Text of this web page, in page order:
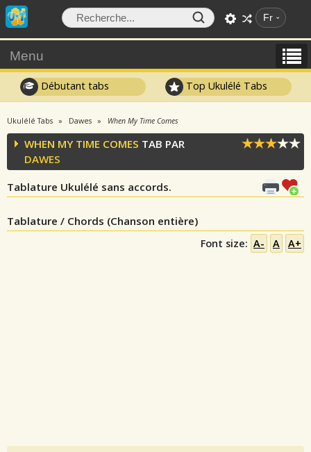
Fr
Menu
Débutant tabs Top Ukulélé Tabs
Ukulélé Tabs Dawes When My Time Comes
WHEN MY TIME COMES TAB PAR
DAWES
Tablature Ukulélé sans accords.
Tablature / Chords (Chanson entière)
Font size: A- A A+